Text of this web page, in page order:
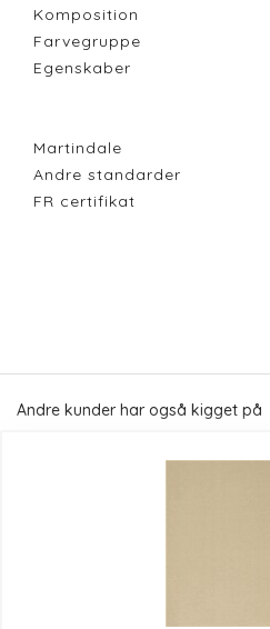
Komposition
Farvegruppe
Egenskaber
Martindale
Andre standarder
FR certifikat
Andre kunder har også kigget på